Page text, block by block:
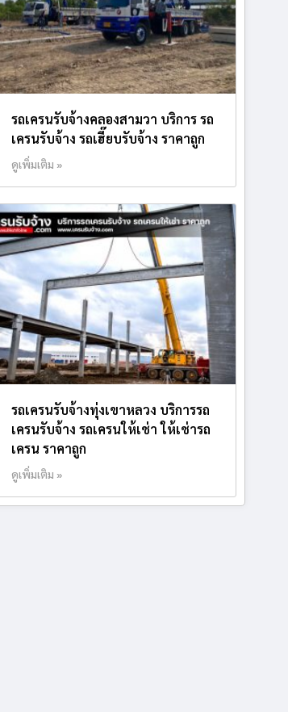
รถเครนรับจ้างคลองสามวา บริการ รถ
เครนรับจ้าง รถเฮี๊ยบรับจ้าง ราคาถูก
ดูเพิ่มเติม »
รถเครนรับจ้างทุ่งเขาหลวง บริการรถ
เครนรับจ้าง รถเครนให้เช่า ให้เช่ารถ
เครน ราคาถูก
ดูเพิ่มเติม »